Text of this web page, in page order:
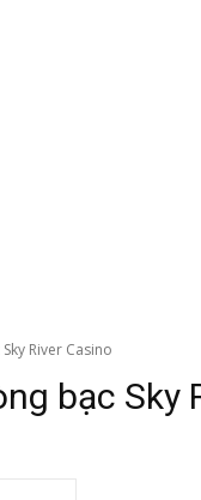
River Casino
bạc Sky